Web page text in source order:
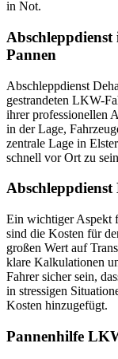
in Not.
Pannen
Abschleppdienst
gestrandeten LKW-
ihrer professionellen
in der Lage,
zentrale Lage in
schnell vor Ort zu
Ein wichtiger Aspekt
sind die Kosten für
großen Wert auf
klare Kalkulationen
Fahrer sicher sein,
in stressigen
Kosten hinzugefügt.
Pannenhilfe